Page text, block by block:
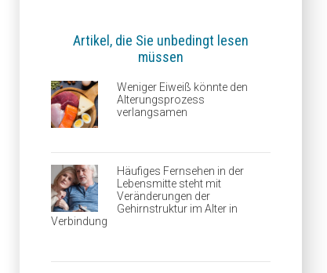
Artikel, die Sie unbedingt lesen
müssen
Weniger Eiweiß könnte den
Alterungsprozess
verlangsamen
Häufiges Fernsehen in der
Lebensmitte steht mit
Veränderungen der
Gehirnstruktur im Alter in
Verbindung